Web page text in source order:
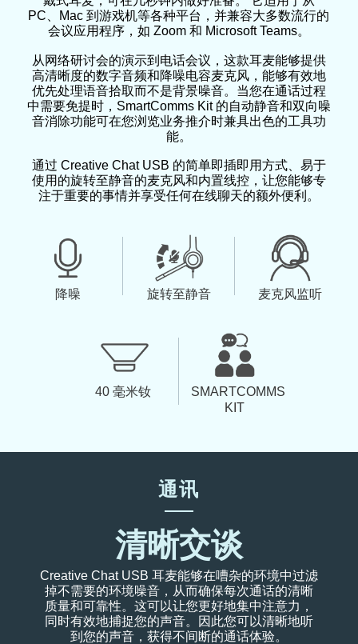
PC、Mac 到游戏机等各种平台，并兼容大多数流行的
会议应用程序，如 Zoom 和 Microsoft Teams。
从网络研讨会的演示到电话会议，这款耳麦能够提供
高清晰度的数字音频和降噪电容麦克风，能够有效地
优先处理语音拾取而不是背景噪音。当您在通话过程
中需要免提时，SmartComms Kit 的自动静音和双向噪
音消除功能可在您浏览业务推介时兼具出色的工具功
能。
通过 Creative Chat USB 的简单即插即用方式、易于
使用的旋转至静音的麦克风和内置线控，让您能够专
注于重要的事情并享受任何在线聊天的额外便利。
降噪 旋转至静音 麦克风监听
40 毫米钕
SMARTCOMMS
KIT
通讯
清晰交谈
Creative Chat USB 耳麦能够在嘈杂的环境中过滤
掉不需要的环境噪音，从而确保每次通话的清晰
质量和可靠性。这可以让您更好地集中注意力，
同时有效地捕捉您的声音。因此您可以清晰地听
到您的声音，获得不间断的通话体验。